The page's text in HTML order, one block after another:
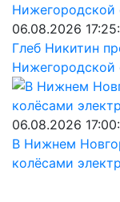
06.08.2026
Глеб Никитин
Нижегородской
06.08.2026
В Нижнем
колёсами